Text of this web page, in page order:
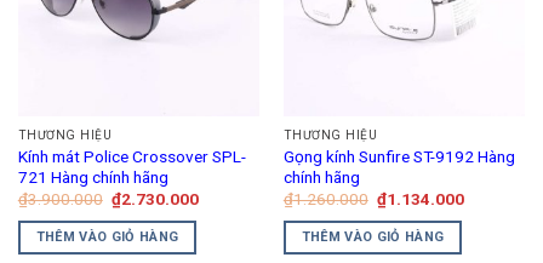
THƯƠNG HIỆU
Kính mát Police Crossover SPL-
721 Hàng chính hãng
₫3.900.000 Giá
gốc
là:
₫3.900.000.
₫2.730.000Giá
THÊM VÀO GIỎ HÀNG
THƯƠNG HIỆU
Gọng kính Sunfire ST-9192 Hàng
chính hãng
₫1.260.000 Giá
gốc
là:
₫1.260.000.
₫1.134.000Giá
THÊM VÀO GIỎ HÀNG